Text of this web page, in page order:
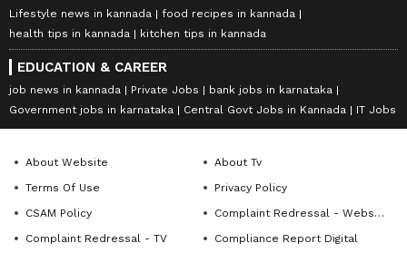
Lifestyle news in kannada
food recipes in kannada
health tips in kannada
kitchen tips in kannada
EDUCATION & CAREER
job news in kannada Private Jobs
bank jobs in karnataka
Government jobs in karnataka
Central Govt Jobs in Kannada IT Jobs
About Website
About Tv
Terms Of Use
Privacy Policy
CSAM Policy
Complaint Redressal - Website
Complaint Redressal - TV
Compliance Report Digital